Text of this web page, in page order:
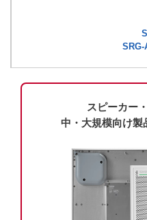
SRG-
スピーカー
中・大規模向け製